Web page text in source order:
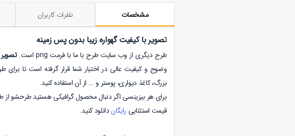
مشخصات نظرات کاربران
تصویر با کیفیت گهواره زیبا بدون پس زمینه
طرح دیگری از وب سایت طرح با ما با فرمت png است.
وضوح و کیفیت عالی در اختیار شما قرار گرفته است تا
بزرگ، کاغذ دیواری، پوستر و ... از آن استفاده کنید.
برای هر بیزینسی اگر دنبال محصول گرافیکی هستید طرحشو از
قیمت استثنایی رایگاندانلود کنید.